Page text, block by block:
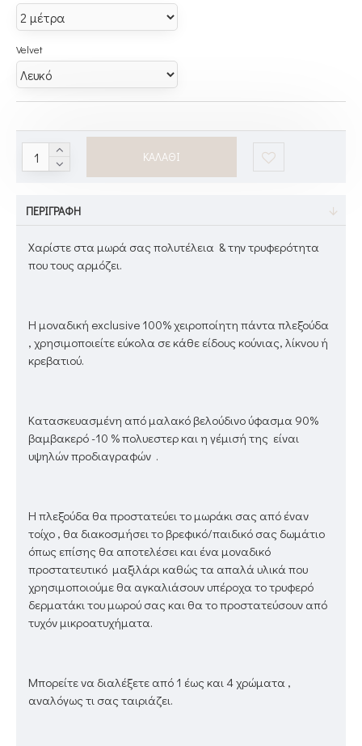
Velvet
ΚΑΛΆΘΙ
ΠΕΡΙΓΡΑΦΉ
Χαρίστε στα μωρά σας πολυτέλεια & την τρυφερότητα
που τους αρμόζει.
Η μοναδική exclusive 100% χειροποίητη πάντα πλεξούδα
, χρησιμοποιείτε εύκολα σε κάθε είδους κούνιας, λίκνου ή
κρεβατιού.
Κατασκευασμένη από μαλακό βελούδινο ύφασμα 90%
βαμβακερό -10 % πολυεστερ και η γέμισή της είναι
υψηλών προδιαγραφών .
Η πλεξούδα θα προστατεύει το μωράκι σας από έναν
τοίχο , θα διακοσμήσει το βρεφικό/παιδικό σας δωμάτιο
όπως επίσης θα αποτελέσει και ένα μοναδικό
προστατευτικό μαξιλάρι καθώς τα απαλά υλικά που
χρησιμοποιούμε θα αγκαλιάσουν υπέροχα το τρυφερό
δερματάκι του μωρού σας και θα το προστατεύσουν από
τυχόν μικροατυχήματα.
Μπορείτε να διαλέξετε από 1 έως και 4 χρώματα ,
αναλόγως τι σας ταιριάζει.